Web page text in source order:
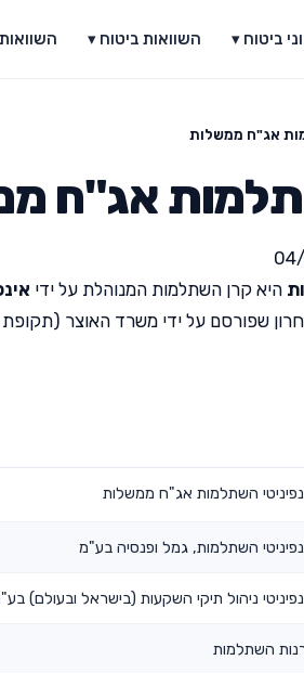
ביטוח ▾ השוואות ביטוח ▾
אג"ח ממשלות
אג"ח
היא קרן השתלמות המנוהלת על ידי
על ידי משרד האוצר (תקופת דיווח
השתלמות אג"ח ממשלות
השתלמות, גמל ופנסיה בע"מ
ניהול תיקי השקעות (בישראל ובעולם)
השתלמות